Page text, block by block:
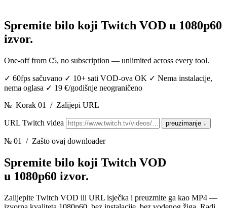
Spremite bilo koji Twitch VOD u 1080p60
izvor.
One-off from €5, no subscription — unlimited across every tool.
✓ 60fps sačuvano ✓ 10+ sati VOD-ova OK ✓ Nema instalacije,
nema oglasa ✓ 19 €/godišnje neograničeno
№ Korak 01 / Zalijepi URL
URL Twitch videa preuzimanje ↓
№ 01 / Zašto ovaj downloader
Spremite bilo koji Twitch VOD
u 1080p60 izvor.
Zalijepite Twitch VOD ili URL isječka i preuzmite ga kao MP4 —